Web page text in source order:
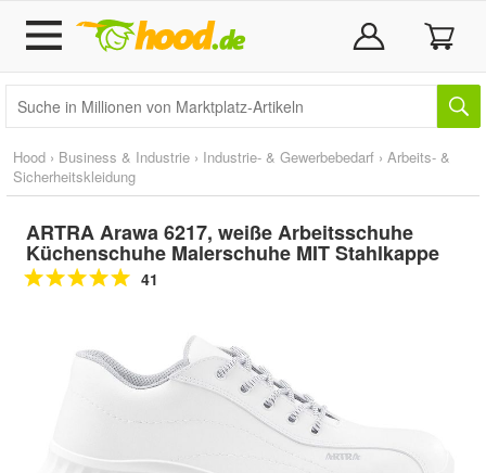
Hood › Business & Industrie › Industrie- & Gewerbebedarf › Arbeits- &
Sicherheitskleidung
ARTRA Arawa 6217, weiße Arbeitsschuhe
Küchenschuhe Malerschuhe MIT Stahlkappe
41